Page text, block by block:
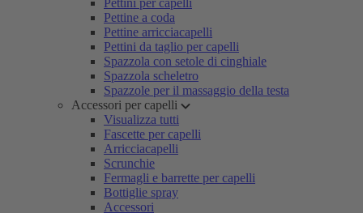
Pettini per capelli
Pettine a coda
Pettine arricciacapelli
Pettini da taglio per capelli
Spazzola con setole di cinghiale
Spazzola scheletro
Spazzole per il massaggio della testa
Accessori per capelli
Visualizza tutti
Fascette per capelli
Arricciacapelli
Scrunchie
Fermagli e barrette per capelli
Bottiglie spray
Accessori